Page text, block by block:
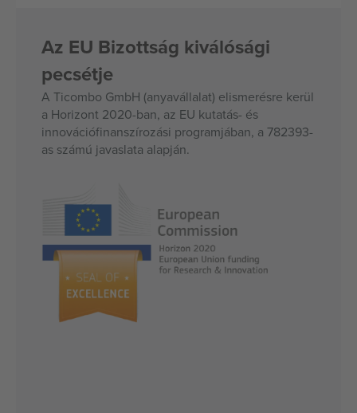
Az EU Bizottság kiválósági
pecsétje
A Ticombo GmbH (anyavállalat) elismerésre kerül
a Horizont 2020-ban, az EU kutatás- és
innovációfinanszírozási programjában, a 782393-
as számú javaslata alapján.